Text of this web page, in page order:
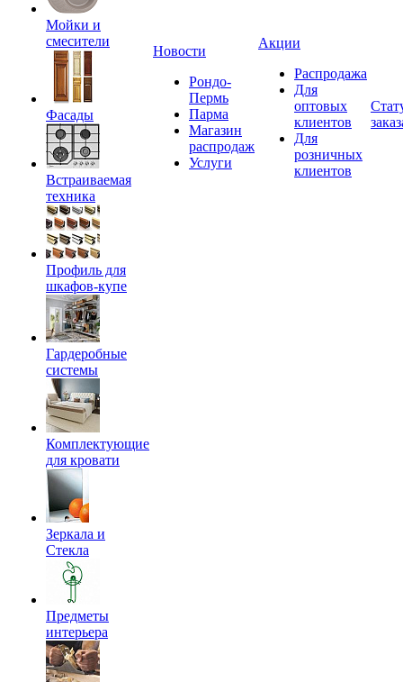
Мойки и
смесители
Фасады
Встраиваемая
техника
Профиль для
шкафов-купе
Гардеробные
системы
Комплектующие
для кровати
Зеркала и
Стекла
Предметы
интерьера
Новости
Рондо-
Пермь
Парма
Магазин
распродаж
Услуги
Акции
Распродажа
Для
оптовых
клиентов
Для
розничных
клиентов